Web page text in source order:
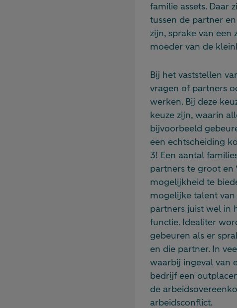
familie assets. Daar
tussen de partner
zijn, sprake van een
moeder van de
Bij het vaststellen
vragen of partners
werken. Bij deze
keuze zijn, waarin
bijvoorbeeld
een echtscheiding
3! Een aantal
partners te groot en
mogelijkheid te
mogelijke talent
partners juist wel in
functie. Idealiter
gebeuren als er
en die partner. In
waarbij ingeval van
bedrijf een
de
arbeidsconflict.